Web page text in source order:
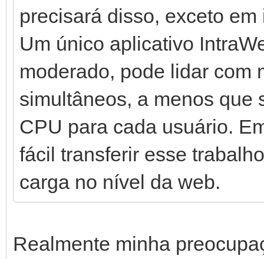
precisará disso, exceto
Um único aplicativo
moderado, pode lidar com
simultâneos, a menos que
CPU para cada usuário.
fácil transferir esse
carga no nível da web.
Realmente minha